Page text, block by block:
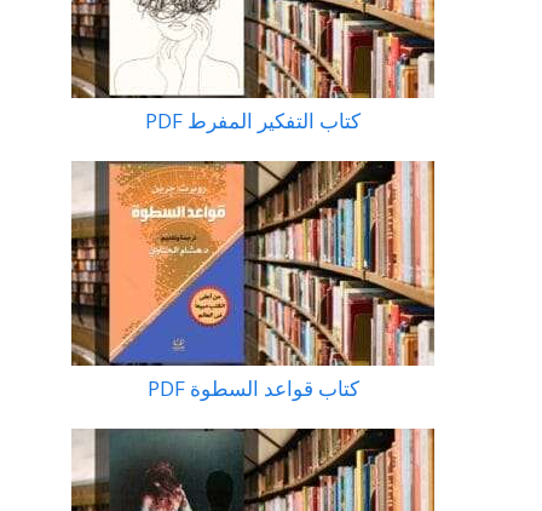
كتاب التفكير المفرط PDF
كتاب قواعد السطوة PDF